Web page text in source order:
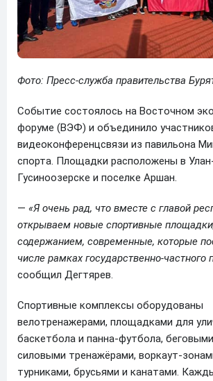
Фото: Пресс-служба правительства
Событие состоялось на Восточном
форуме (ВЭФ) и объединило
видеоконференцсвязи из павильона
спорта. Площадки расположены в
Гусиноозерске и поселке Аршан.
— «Я очень рад, что вместе с главой
открываем новые спортивные
содержанием, современные, которые
числе рамках государственно-частного
сообщил Дегтярев.
Спортивные комплексы оборудованы
велотренажерами, площадками для
баскетбола и панна-футбола,
силовыми тренажёрами, воркаут-
турниками, брусьями и канатами.